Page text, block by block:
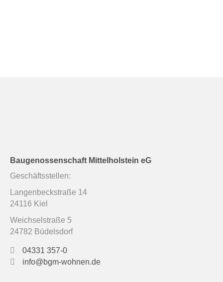
Baugenossenschaft Mittelholstein eG
Geschäftsstellen:
Langenbeckstraße 14
24116 Kiel
Weichselstraße 5
24782 Büdelsdorf
04331 357-0
info@bgm-wohnen.de